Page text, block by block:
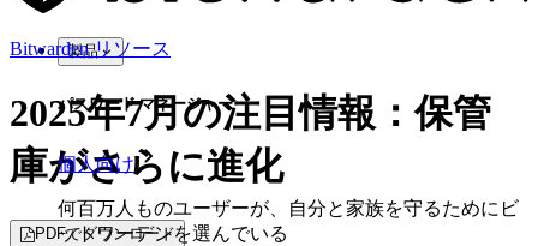
製品
パスワード マネージャー
個人向け
何百万人ものユーザーが、自分と家族を守るためにビ
ットワーデンを選んでいる
Bitwarden リソース
2025年7月の注目情報：保管
庫がさらに進化
PDFでダウンロード